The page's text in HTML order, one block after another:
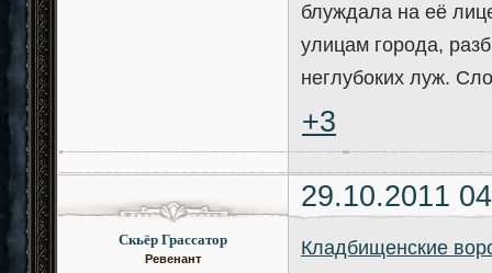
блуждала на её
улицам города,
неглубоких луж.
+3
29.10.2011
Скьёр Грассатор
Ревенант
Кладбищенские